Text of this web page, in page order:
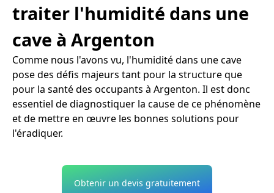
traiter l'humidité dans une
cave à Argenton
Comme nous l'avons vu, l'humidité dans une cave
pose des défis majeurs tant pour la structure que
pour la santé des occupants à Argenton. Il est donc
essentiel de diagnostiquer la cause de ce phénomène
et de mettre en œuvre les bonnes solutions pour
l'éradiquer.
Obtenir un devis gratuitement